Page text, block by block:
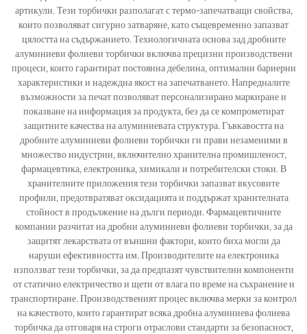
артикули. Тези торбички разполагат с термо-запечатващи свойства,
които позволяват сигурно затваряне, като същевременно запазват
цялостта на съдържанието. Технологичната основа зад дробните
алуминиеви фолиеви торбички включва прецизни производствени
процеси, които гарантират постоянна дебелина, оптимални бариерни
характеристики и надеждна якост на запечатването. Напредналите
възможности за печат позволяват персонализирано маркиране и
показване на информация за продукта, без да се компрометират
защитните качества на алуминиевата структура. Гъвкавостта на
дробните алуминиеви фолиеви торбички ги прави незаменими в
множество индустрии, включително хранителна промишленост,
фармацевтика, електроника, химикали и потребителски стоки. В
хранителните приложения тези торбички запазват вкусовите
профили, предотвратяват оксидацията и поддържат хранителната
стойност в продължение на дълги периоди. Фармацевтичните
компании разчитат на дробни алуминиеви фолиеви торбички, за да
защитят лекарствата от външни фактори, които биха могли да
наруши ефективността им. Производителите на електроника
използват тези торбички, за да предпазят чувствителни компоненти
от статично електричество и щети от влага по време на съхранение и
транспортиране. Производственият процес включва мерки за контрол
на качеството, които гарантират всяка дробна алуминиева фолиева
торбичка да отговаря на строги отраслови стандарти за безопасност,